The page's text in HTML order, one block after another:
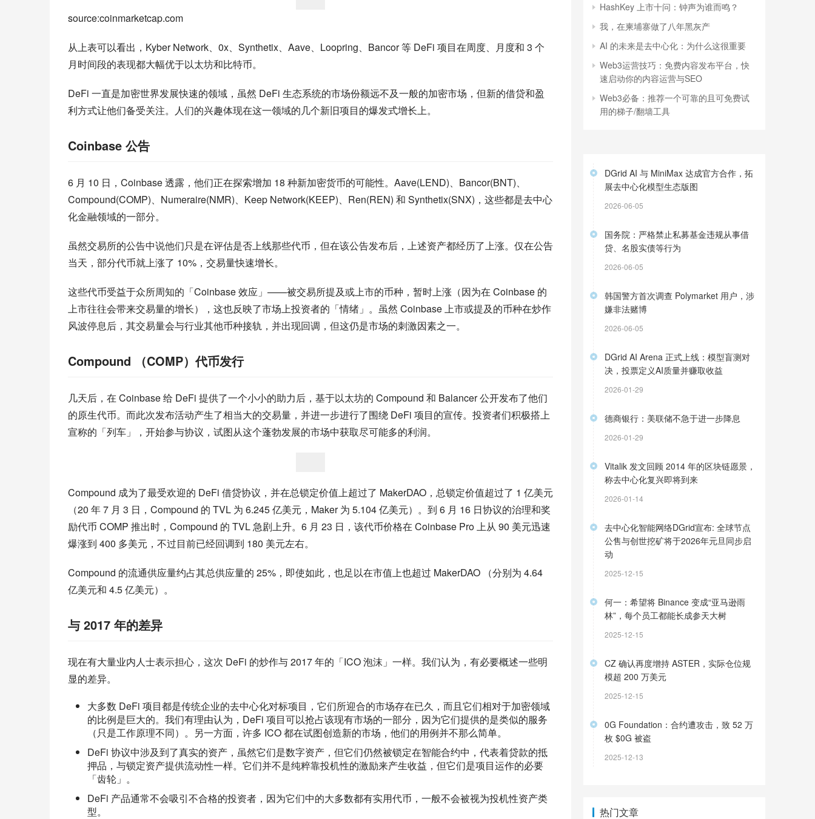
source:coinmarketcap.com
从上表可以看出，Kyber Network、0x、Synthetix、Aave、Loopring、Bancor 等 DeFi 项目在周度、月度和 3 个
月时间段的表现都大幅优于以太坊和比特币。
DeFi 一直是加密世界发展快速的领域，虽然 DeFi 生态系统的市场份额远不及一般的加密市场，但新的借贷和盈
利方式让他们备受关注。人们的兴趣体现在这一领域的几个新旧项目的爆发式增长上。
Coinbase 公告
6 月 10 日，Coinbase 透露，他们正在探索增加 18 种新加密货币的可能性。Aave(LEND)、Bancor(BNT)、
Compound(COMP)、Numeraire(NMR)、Keep Network(KEEP)、Ren(REN) 和 Synthetix(SNX)，这些都是去中心
化金融领域的一部分。
虽然交易所的公告中说他们只是在评估是否上线那些代币，但在该公告发布后，上述资产都经历了上涨。仅在公告
当天，部分代币就上涨了 10%，交易量快速增长。
这些代币受益于众所周知的「Coinbase 效应」——被交易所提及或上市的币种，暂时上涨（因为在 Coinbase 的
上市往往会带来交易量的增长），这也反映了市场上投资者的「情绪」。虽然 Coinbase 上市或提及的币种在炒作
风波停息后，其交易量会与行业其他币种接轨，并出现回调，但这仍是市场的刺激因素之一。
Compound （COMP）代币发行
几天后，在 Coinbase 给 DeFi 提供了一个小小的助力后，基于以太坊的 Compound 和 Balancer 公开发布了他们
的原生代币。而此次发布活动产生了相当大的交易量，并进一步进行了围绕 DeFi 项目的宣传。投资者们积极搭上
宣称的「列车」，开始参与协议，试图从这个蓬勃发展的市场中获取尽可能多的利润。
Compound 成为了最受欢迎的 DeFi 借贷协议，并在总锁定价值上超过了 MakerDAO，总锁定价值超过了 1 亿美元
（20 年 7 月 3 日，Compound 的 TVL 为 6.245 亿美元，Maker 为 5.104 亿美元）。到 6 月 16 日协议的治理和奖
励代币 COMP 推出时，Compound 的 TVL 急剧上升。6 月 23 日，该代币价格在 Coinbase Pro 上从 90 美元迅速
爆涨到 400 多美元，不过目前已经回调到 180 美元左右。
Compound 的流通供应量约占其总供应量的 25%，即使如此，也足以在市值上也超过 MakerDAO （分别为 4.64
亿美元和 4.5 亿美元）。
与 2017 年的差异
现在有大量业内人士表示担心，这次 DeFi 的炒作与 2017 年的「ICO 泡沫」一样。我们认为，有必要概述一些明
显的差异。
大多数 DeFi 项目都是传统企业的去中心化对标项目，它们所迎合的市场存在已久，而且它们相对于加密领域
的比例是巨大的。我们有理由认为，DeFi 项目可以抢占该现有市场的一部分，因为它们提供的是类似的服务
（只是工作原理不同）。另一方面，许多 ICO 都在试图创造新的市场，他们的用例并不那么简单。
DeFi 协议中涉及到了真实的资产，虽然它们是数字资产，但它们仍然被锁定在智能合约中，代表着贷款的抵
押品，与锁定资产提供流动性一样。它们并不是纯粹靠投机性的激励来产生收益，但它们是项目运作的必要
「齿轮」。
DeFi 产品通常不会吸引不合格的投资者，因为它们中的大多数都有实用代币，一般不会被视为投机性资产类
型。
HashKey 上市十问：钟声为谁而鸣？
我，在柬埔寨做了八年黑灰产
AI 的未来是去中心化：为什么这很重要
Web3运营技巧：免费内容发布平台，快
速启动你的内容运营与SEO
Web3必备：推荐一个可靠的且可免费试
用的梯子/翻墙工具
DGrid AI 与 MiniMax 达成官方合作，拓
展去中心化模型生态版图
2026-06-05
国务院：严格禁止私募基金违规从事借
贷、名股实债等行为
2026-06-05
韩国警方首次调查 Polymarket 用户，涉
嫌非法赌博
2026-06-05
DGrid AI Arena 正式上线：模型盲测对
决，投票定义AI质量并赚取收益
2026-01-29
德商银行：美联储不急于进一步降息
2026-01-29
Vitalik 发文回顾 2014 年的区块链愿景，
称去中心化复兴即将到来
2026-01-14
去中心化智能网络DGrid宣布: 全球节点
公售与创世挖矿将于2026年元旦同步启
动
2025-12-15
何一：希望将 Binance 变成“亚马逊雨
林”，每个员工都能长成参天大树
2025-12-15
CZ 确认再度增持 ASTER，实际仓位规
模超 200 万美元
2025-12-15
0G Foundation：合约遭攻击，致 52 万
枚 $0G 被盗
2025-12-13
热门文章